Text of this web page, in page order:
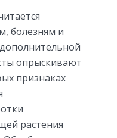
болезням и
опрыскивают
признаках
растения